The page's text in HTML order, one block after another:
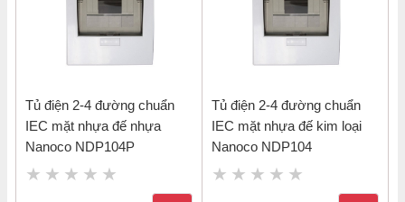
Tủ điện 2-4 đường chuẩn
IEC mặt nhựa đế nhựa
Nanoco NDP104P
Tủ điện 2-4 đường chuẩn
IEC mặt nhựa đế kim loại
Nanoco NDP104